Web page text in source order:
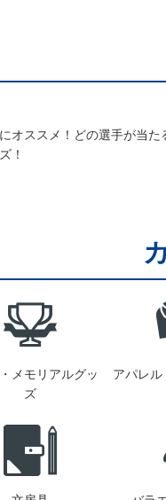
オススメ！どの選手が当た
！
メモリアルグッ
ズ
アパレル